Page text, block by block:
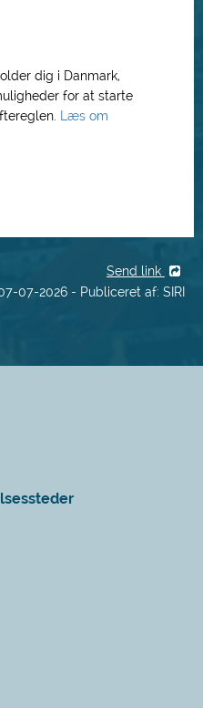
dig i Danmark,
for at starte
Læs om
Send link
07-2026 - Publiceret af: SIRI